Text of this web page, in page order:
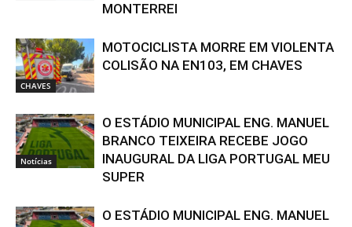
MONTERREI
CHAVES
MOTOCICLISTA MORRE EM VIOLENTA
COLISÃO NA EN103, EM CHAVES
Notícias
O ESTÁDIO MUNICIPAL ENG. MANUEL
BRANCO TEIXEIRA RECEBE JOGO
INAUGURAL DA LIGA PORTUGAL MEU
SUPER
O ESTÁDIO MUNICIPAL ENG. MANUEL